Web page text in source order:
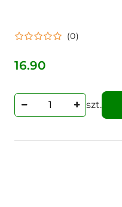
(0)
Cena:
16.90
szt.